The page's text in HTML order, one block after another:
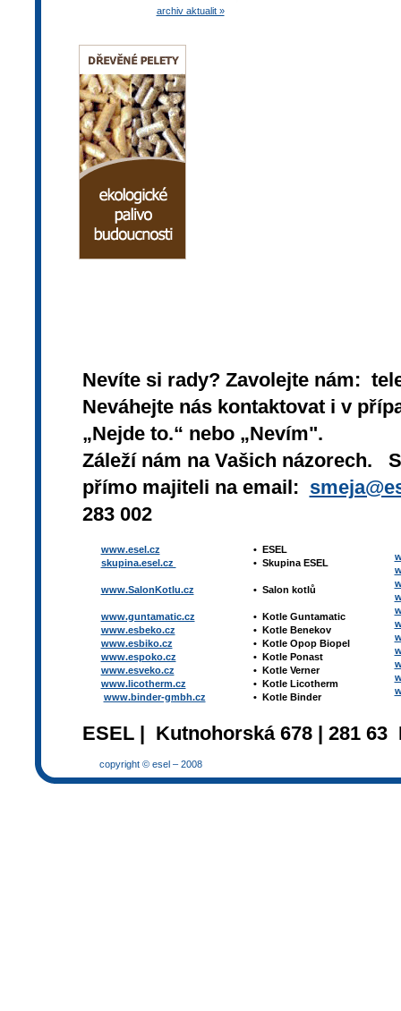
archiv aktualit »
Nevíte si rady? Zavolejte nám:
Neváhejte nás kontaktovat i v
„Nejde to.“ nebo „Nevím".
Záleží nám na Vašich názorech.
přímo majiteli na email:
283 002
www.esel.cz
skupina.esel.cz
www.SalonKotlu.cz
www.guntamatic.cz
www.esbeko.cz
www.esbiko.cz
www.espoko.cz
www.esveko.cz
www.licotherm.cz
www.binder-gmbh.cz
• ESEL
• Skupina ESEL
• Salon kotlů
• Kotle Guntamatic
• Kotle Benekov
• Kotle Opop Biopel
• Kotle Ponast
• Kotle Verner
• Kotle Licotherm
• Kotle Binder
ESEL | Kutnohorská 678 | 281
copyright © esel – 2008